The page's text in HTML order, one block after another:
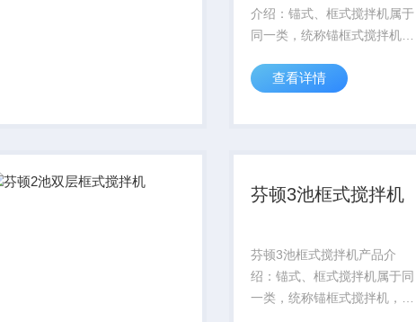
介绍：锚式、框式搅拌机属于
同一类，统称锚框式搅拌机，
上的残留物或液层，锚框式搅
壁，其底部的形状为适应罐底
查看详情
芬顿3池框式搅拌机
芬顿3池框式搅拌机产品介
绍：锚式、框式搅拌机属于同
一类，统称锚框式搅拌机，为